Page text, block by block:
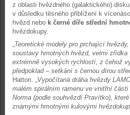
z oblasti hvězdného (galaktického)
v důsledku těsného přiblížení k
hvězd nebo k černé díře střední
hvězdokupy.
„Teoretické modely pro prchající
soustavy hmotných hvězd, velmi zřídka
extrémně vysokých rychlostí, z čehož
předpoklad – setkání s černou dírou
Hattori. „Vypočítaná dráha hvězdy
malém spirálním ramenu ve vnitřní
Norma (podle souhvězdí Pravítko),
známými hmotnými kulovými